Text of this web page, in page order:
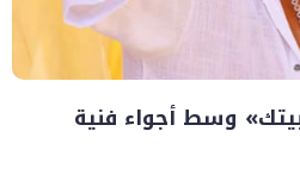
وسط أجواء فنية